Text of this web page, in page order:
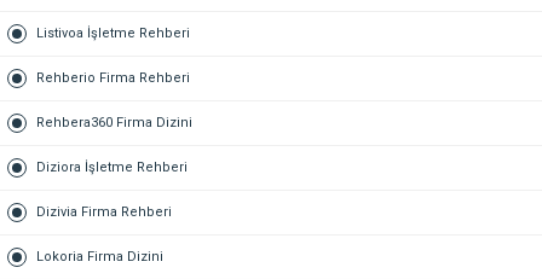
Listivoa İşletme Rehberi
Rehberio Firma Rehberi
Rehbera360 Firma Dizini
Diziora İşletme Rehberi
Dizivia Firma Rehberi
Lokoria Firma Dizini